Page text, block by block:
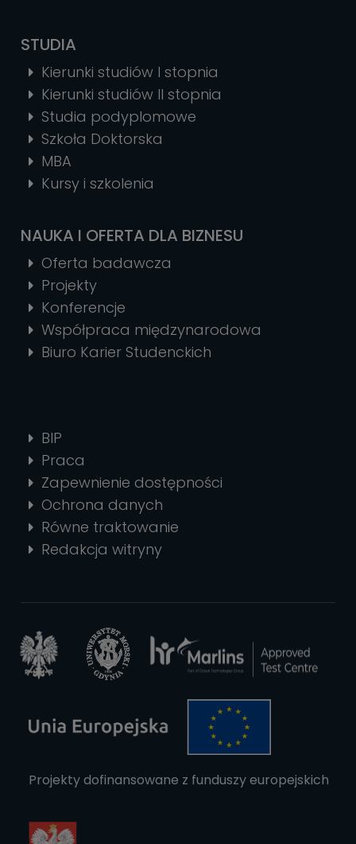
STUDIA
Kierunki studiów I stopnia
Kierunki studiów II stopnia
Studia podyplomowe
Szkoła Doktorska
MBA
Kursy i szkolenia
NAUKA I OFERTA DLA BIZNESU
Oferta badawcza
Projekty
Konferencje
Współpraca międzynarodowa
Biuro Karier Studenckich
BIP
Praca
Zapewnienie dostępności
Ochrona danych
Równe traktowanie
Redakcja witryny
Projekty dofinansowane z funduszy europejskich